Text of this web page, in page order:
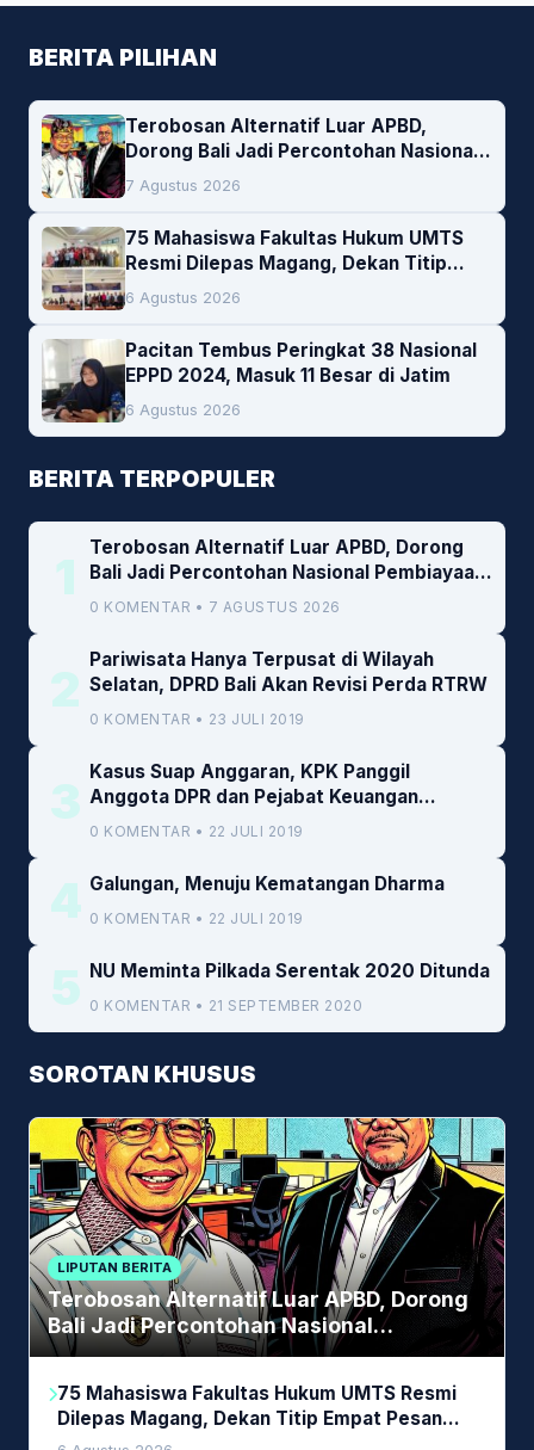
BERITA PILIHAN
Terobosan Alternatif Luar APBD,
Dorong Bali Jadi Percontohan Nasional
Pembiayaan Daerah
7 Agustus 2026
75 Mahasiswa Fakultas Hukum UMTS
Resmi Dilepas Magang, Dekan Titip
Empat Pesan Penting
6 Agustus 2026
Pacitan Tembus Peringkat 38 Nasional
EPPD 2024, Masuk 11 Besar di Jatim
6 Agustus 2026
BERITA TERPOPULER
1
Terobosan Alternatif Luar APBD, Dorong
Bali Jadi Percontohan Nasional Pembiayaan
Daerah
0 KOMENTAR • 7 AGUSTUS 2026
2
Pariwisata Hanya Terpusat di Wilayah
Selatan, DPRD Bali Akan Revisi Perda RTRW
0 KOMENTAR • 23 JULI 2019
3
Kasus Suap Anggaran, KPK Panggil
Anggota DPR dan Pejabat Keuangan
Kemenkeu
0 KOMENTAR • 22 JULI 2019
4 Galungan, Menuju Kematangan Dharma
0 KOMENTAR • 22 JULI 2019
5 NU Meminta Pilkada Serentak 2020 Ditunda
0 KOMENTAR • 21 SEPTEMBER 2020
SOROTAN KHUSUS
LIPUTAN BERITA
Terobosan Alternatif Luar APBD, Dorong
Bali Jadi Percontohan Nasional
Pembiayaan Daerah
75 Mahasiswa Fakultas Hukum UMTS Resmi
Dilepas Magang, Dekan Titip Empat Pesan
Penting